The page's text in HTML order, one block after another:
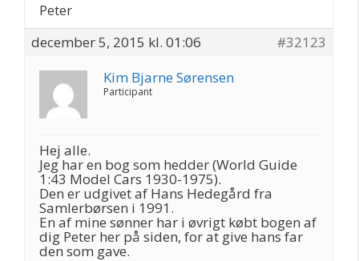
Peter
december 5, 2015 kl. 01:06
#32123
Kim Bjarne Sørensen
Participant
Hej alle.
Jeg har en bog som hedder (World Guide
1:43 Model Cars 1930-1975).
Den er udgivet af Hans Hedegård fra
Samlerbørsen i 1991.
En af mine sønner har i øvrigt købt bogen af
dig Peter her på siden, for at give hans far
den som gave.